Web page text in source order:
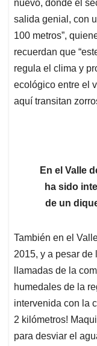
nuevo, donde el
salida genial, con
100 metros”,
recuerdan que
regula el clima y
ecológico entre el
aquí transitan
En el Valle
ha sido
de un
También en el
2015, y a pesar de
llamadas de la
humedales de la
intervenida con la
2 kilómetros!
para desviar el